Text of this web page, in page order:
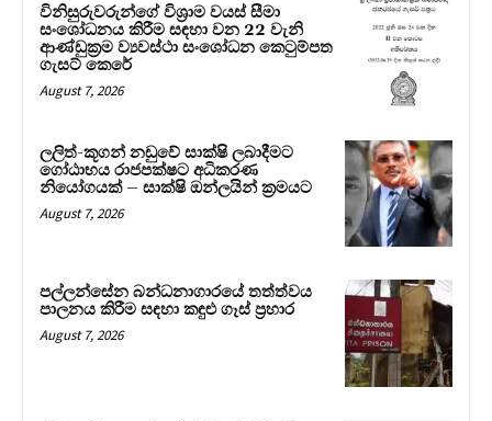
විනිසුරුවරුන්ගේ විශ්‍රාම වයස් සීමා
සංශෝධනය කිරීම සඳහා වන 22 වැනි
ආණ්ඩුක්‍රම ව්‍යවස්ථා සංශෝධන කෙටුම්පත
ගැසට් කෙරේ
August 7, 2026
ලලිත්-කූගන් නඩුවේ සාක්ෂි ලබාදීමට
ගෝඨාභය රාජපක්ෂට අධිකරණ
නියෝගයක් – සාක්ෂි ඔන්ලයින් ක්‍රමයට
August 7, 2026
පල්ලන්සේන බන්ධනාගාරයේ තත්ත්වය
පාලනය කිරීම සඳහා කඳුළු ගෑස් ප්‍රහාර
August 7, 2026